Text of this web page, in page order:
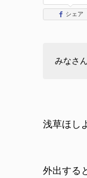
シェア
みなさ
浅草ほし
外出する